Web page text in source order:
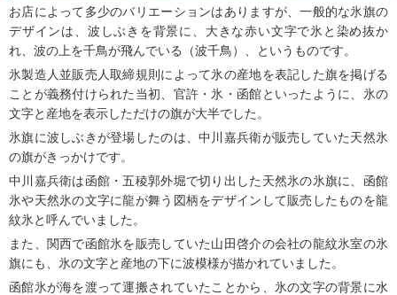
お店によって多少のバリエーションはありますが、一般的な氷旗の
デザインは、波しぶきを背景に、大きな赤い文字で氷と染め抜か
れ、波の上を千鳥が飛んでいる（波千鳥）、というものです。
氷製造人並販売人取締規則によって氷の産地を表記した旗を掲げる
ことが義務付けられた当初、官許・氷・函館といったように、氷の
文字と産地を表示しただけの旗が大半でした。
氷旗に波しぶきが登場したのは、中川嘉兵衛が販売していた天然氷
の旗がきっかけです。
中川嘉兵衛は函館・五稜郭外堀で切り出した天然氷の氷旗に、函館
氷や天然氷の文字に龍が舞う図柄をデザインして販売したものを龍
紋氷と呼んでいました。
また、関西で函館氷を販売していた山田啓介の会社の龍紋氷室の氷
旗にも、氷の文字と産地の下に波模様が描かれていました。
函館氷が海を渡って運搬されていたことから、氷の文字の背景に水